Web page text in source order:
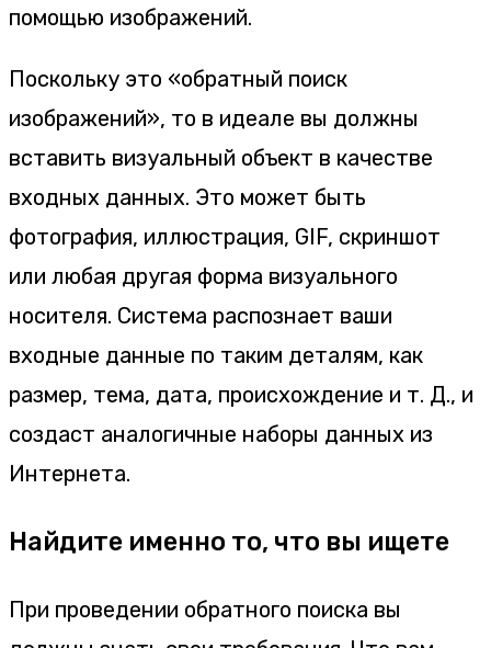
помощью изображений.
Поскольку это «обратный поиск
изображений», то в идеале вы должны
вставить визуальный объект в качестве
входных данных. Это может быть
фотография, иллюстрация, GIF, скриншот
или любая другая форма визуального
носителя. Система распознает ваши
входные данные по таким деталям, как
размер, тема, дата, происхождение и т. Д., и
создаст аналогичные наборы данных из
Интернета.
Найдите именно то, что вы ищете
При проведении обратного поиска вы